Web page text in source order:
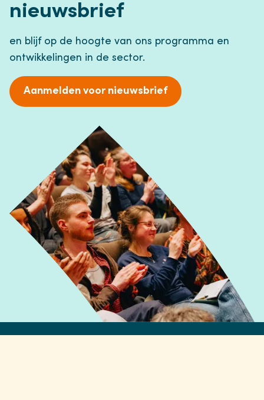
nieuwsbrief
en blijf op de hoogte van ons programma en
ontwikkelingen in de sector.
Aanmelden voor nieuwsbrief